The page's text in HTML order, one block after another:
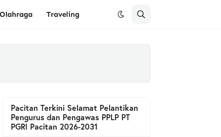
Olahraga Traveling
Pacitan Terkini Selamat Pelantikan
Pengurus dan Pengawas PPLP PT
PGRI Pacitan 2026-2031